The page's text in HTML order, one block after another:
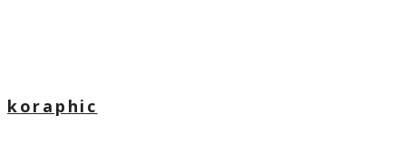
koraphic